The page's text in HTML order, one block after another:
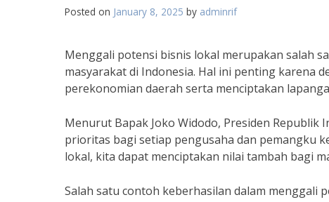
Posted on January 8, 2025 by adminrif
Menggali potensi bisnis lokal merupakan salah
masyarakat di Indonesia. Hal ini penting karena
perekonomian daerah serta menciptakan
Menurut Bapak Joko Widodo, Presiden Republik
prioritas bagi setiap pengusaha dan pemangku
lokal, kita dapat menciptakan nilai tambah bagi
Salah satu contoh keberhasilan dalam menggali